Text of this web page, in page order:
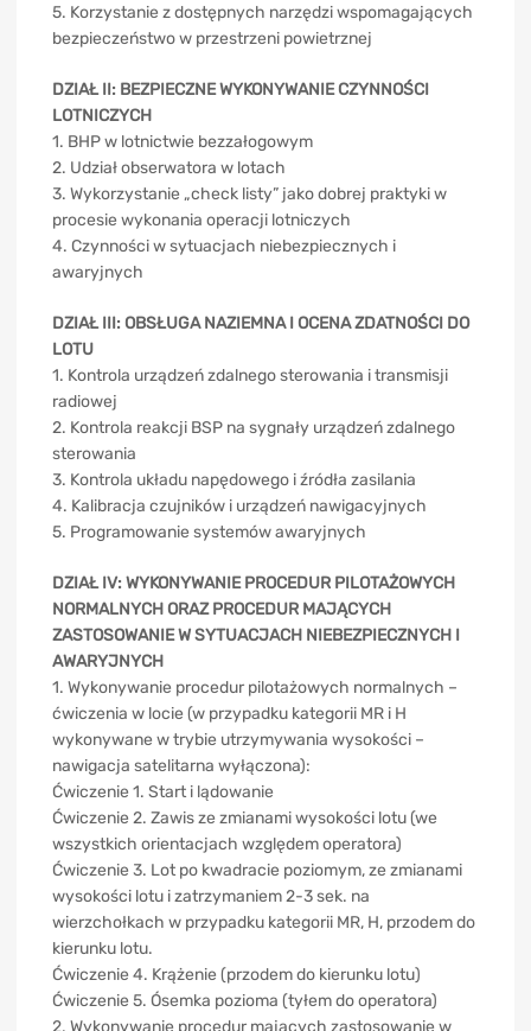
5. Korzystanie z dostępnych narzędzi wspomagających
bezpieczeństwo w przestrzeni powietrznej
DZIAŁ II: BEZPIECZNE WYKONYWANIE CZYNNOŚCI
LOTNICZYCH
1. BHP w lotnictwie bezzałogowym
2. Udział obserwatora w lotach
3. Wykorzystanie „check listy” jako dobrej praktyki w
procesie wykonania operacji lotniczych
4. Czynności w sytuacjach niebezpiecznych i
awaryjnych
DZIAŁ III: OBSŁUGA NAZIEMNA I OCENA ZDATNOŚCI DO
LOTU
1. Kontrola urządzeń zdalnego sterowania i transmisji
radiowej
2. Kontrola reakcji BSP na sygnały urządzeń zdalnego
sterowania
3. Kontrola układu napędowego i źródła zasilania
4. Kalibracja czujników i urządzeń nawigacyjnych
5. Programowanie systemów awaryjnych
DZIAŁ IV: WYKONYWANIE PROCEDUR PILOTAŻOWYCH
NORMALNYCH ORAZ PROCEDUR MAJĄCYCH
ZASTOSOWANIE W SYTUACJACH NIEBEZPIECZNYCH I
AWARYJNYCH
1. Wykonywanie procedur pilotażowych normalnych –
ćwiczenia w locie (w przypadku kategorii MR i H
wykonywane w trybie utrzymywania wysokości –
nawigacja satelitarna wyłączona):
Ćwiczenie 1. Start i lądowanie
Ćwiczenie 2. Zawis ze zmianami wysokości lotu (we
wszystkich orientacjach względem operatora)
Ćwiczenie 3. Lot po kwadracie poziomym, ze zmianami
wysokości lotu i zatrzymaniem 2-3 sek. na
wierzchołkach w przypadku kategorii MR, H, przodem do
kierunku lotu.
Ćwiczenie 4. Krążenie (przodem do kierunku lotu)
Ćwiczenie 5. Ósemka pozioma (tyłem do operatora)
2. Wykonywanie procedur mających zastosowanie w